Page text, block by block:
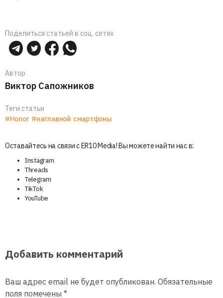
Поделиться статьей в соц. сетях
Автор
Виктор Сапожников
Теги статьи
#Honor #наглавной смартфоны
Оставайтесь на связи с ER10 Media! Вы можете найти нас в:
Instagram
Threads
Telegram
TikTok
YouTube
Добавить комментарий
Ваш адрес email не будет опубликован. Обязательные
поля помечены *